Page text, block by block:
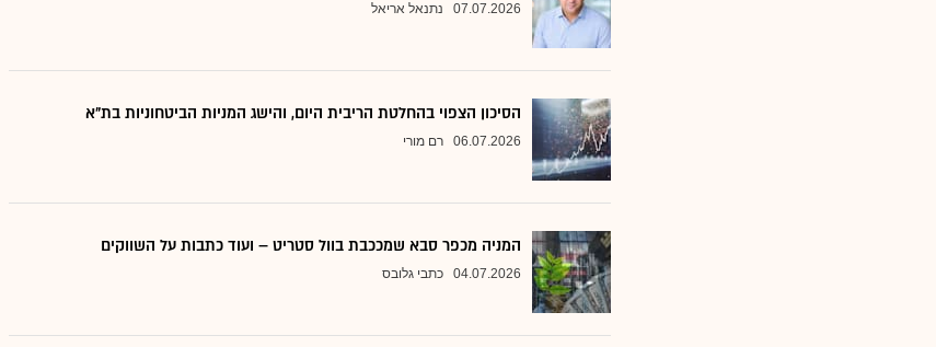
07.07.2026 נתנאל אריאל
הסיכון הצפוי בהחלטת הריבית היום, והישג המניות הביטחוניות בת"א
06.07.2026 רם מורי
המניה מכפר סבא שמככבת בוול סטריט – ועוד כתבות על השווקים
04.07.2026 כתבי גלובס